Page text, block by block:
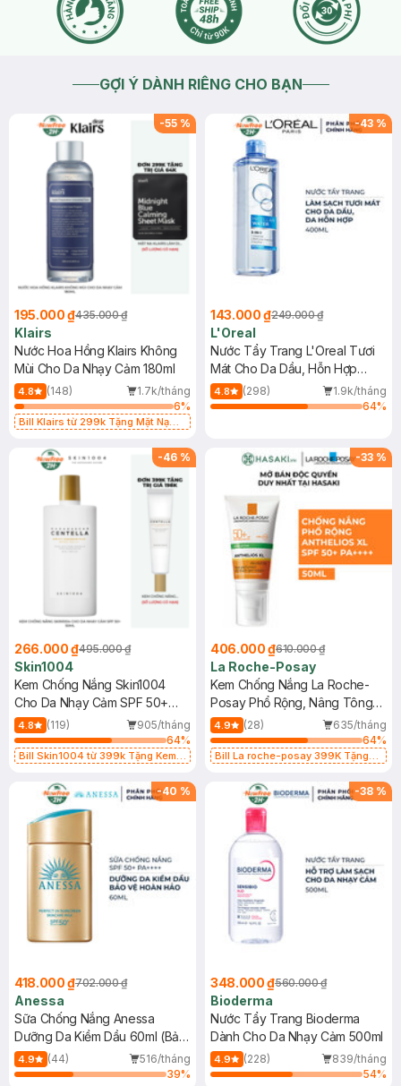
GỢI Ý DÀNH RIÊNG CHO BẠN
-55 %
195.000 ₫435.000 ₫
Klairs
Nước Hoa Hồng Klairs Không
Mùi Cho Da Nhạy Cảm 180ml
4.8 (148)
1.7k/tháng
6%
Bill Klairs từ 299k Tặng Mặt Nạ
25ml (SL Có Hạn)
-43 %
143.000 ₫249.000 ₫
L'Oreal
Nước Tẩy Trang L'Oreal Tươi
Mát Cho Da Dầu, Hỗn Hợp
400ml
4.8 (298)
1.9k/tháng
64%
-46 %
266.000 ₫495.000 ₫
Skin1004
Kem Chống Nắng Skin1004
Cho Da Nhạy Cảm SPF 50+
50ml
4.8 (119)
905/tháng
64%
Bill Skin1004 từ 399k Tặng Kem
SPF 50+ 20ml (SL Có Hạn)
-33 %
406.000 ₫610.000 ₫
La Roche-Posay
Kem Chống Nắng La Roche-
Posay Phổ Rộng, Nâng Tông
Kiềm Dầu 50ml
4.9 (28)
635/tháng
64%
Bill La roche-posay 399K Tặng
(SL có hạn)
-40 %
418.000 ₫702.000 ₫
Anessa
Sữa Chống Nắng Anessa
Dưỡng Da Kiềm Dầu 60ml (Bản
Mới)
4.9 (44)
516/tháng
39%
-38 %
348.000 ₫560.000 ₫
Bioderma
Nước Tẩy Trang Bioderma
Dành Cho Da Nhạy Cảm 500ml
4.9 (228)
839/tháng
54%